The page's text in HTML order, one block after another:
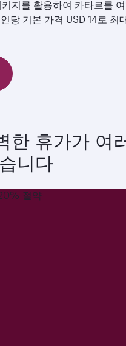
지를 활용하여 카타르를
당 기본 가격 USD 14로 최
한 휴가가 여
니다